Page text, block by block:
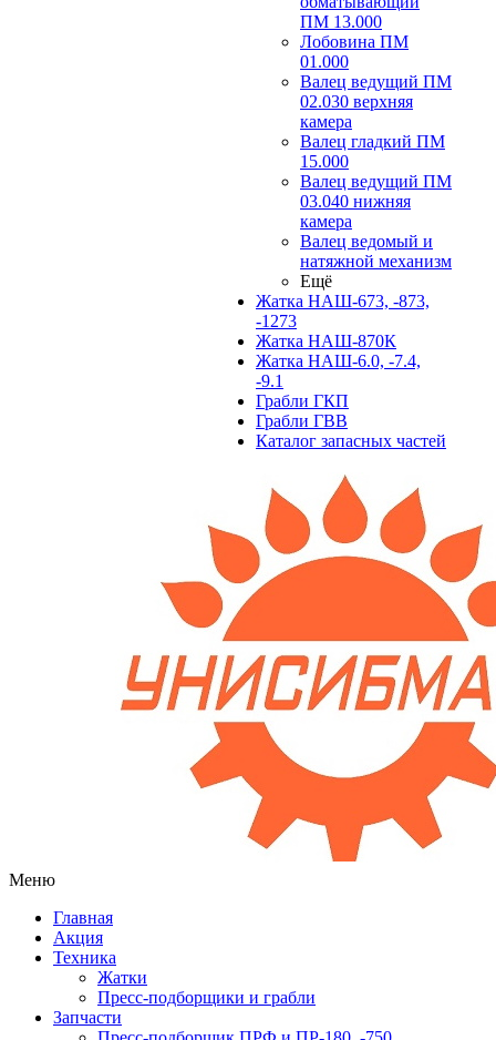
ПМ 13.000
Лобовина ПМ
01.000
Валец ведущий ПМ
02.030 верхняя
камера
Валец гладкий ПМ
15.000
Валец ведущий ПМ
03.040 нижняя
камера
Валец ведомый и
натяжной механизм
Ещё
Жатка НАШ-673, -873,
-1273
Жатка НАШ-870К
Жатка НАШ-6.0, -7.4,
-9.1
Грабли ГКП
Грабли ГВВ
Каталог запасных частей
Меню
Главная
Акция
Техника
Жатки
Пресс-подборщики и грабли
Запчасти